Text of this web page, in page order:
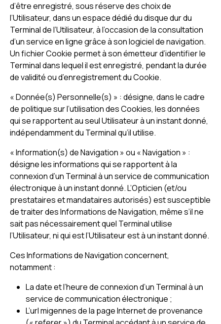
d’être enregistré, sous réserve des choix de
l’Utilisateur, dans un espace dédié du disque dur du
Terminal de l’Utilisateur, à l’occasion de la consultation
d’un service en ligne grâce à son logiciel de navigation.
Un fichier Cookie permet à son émetteur d’identifier le
Terminal dans lequel il est enregistré, pendant la durée
de validité ou d’enregistrement du Cookie.
« Donnée(s) Personnelle(s) » : désigne, dans le cadre
de politique sur l’utilisation des Cookies, les données
qui se rapportent au seul Utilisateur à un instant donné,
indépendamment du Terminal qu’il utilise.
« Information(s) de Navigation » ou « Navigation » :
désigne les informations qui se rapportent à la
connexion d’un Terminal à un service de communication
électronique à un instant donné. L’Opticien (et/ou
prestataires et mandataires autorisés) est susceptible
de traiter des Informations de Navigation, même s’il ne
sait pas nécessairement quel Terminal utilise
l’Utilisateur, ni qui est l’Utilisateur est à un instant donné.
Ces Informations de Navigation concernent,
notamment :
La date et l’heure de connexion d’un Terminal à un
service de communication électronique ;
L’url migennes de la page Internet de provenance